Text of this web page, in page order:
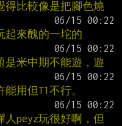
得比較像是把腳色燒
起來醜的一坨的
是米中期不能遊，遊
用但T1不行。
peyz玩很好啊，但